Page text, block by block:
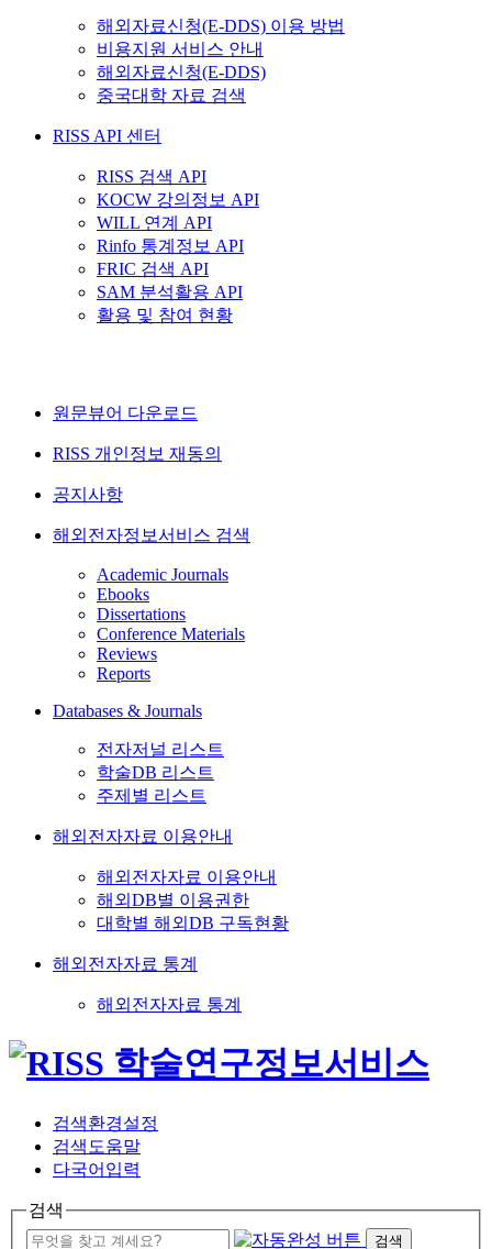
해외자료신청(E-DDS) 이용 방법
비용지원 서비스 안내
해외자료신청(E-DDS)
중국대학 자료 검색
RISS API 센터
RISS 검색 API
KOCW 강의정보 API
WILL 연계 API
Rinfo 통계정보 API
FRIC 검색 API
SAM 분석활용 API
활용 및 참여 현황
원문뷰어 다운로드
RISS 개인정보 재동의
공지사항
해외전자정보서비스 검색
Academic Journals
Ebooks
Dissertations
Conference Materials
Reviews
Reports
Databases & Journals
전자저널 리스트
학술DB 리스트
주제별 리스트
해외전자자료 이용안내
해외전자자료 이용안내
해외DB별 이용권한
대학별 해외DB 구독현황
해외전자자료 통계
해외전자자료 통계
검색환경설정
검색도움말
다국어입력
검색
검색